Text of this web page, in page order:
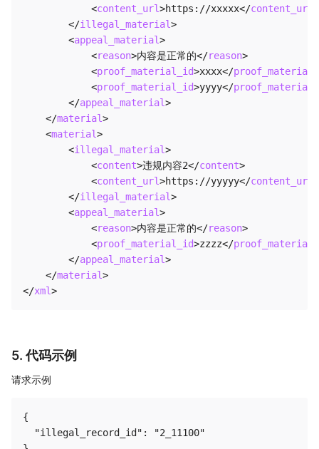
<content_url>https://xxxxx</content_url
</illegal_material>
<appeal_material>
<reason>内容是正常的</reason>
<proof_material_id>xxxx</
<proof_material_id>yyyy</
</appeal_material>
</material>
<material>
<illegal_material>
<content>违规内容2</content>
<content_url>https://yyyyy</content_url
</illegal_material>
<appeal_material>
<reason>内容是正常的</reason>
<proof_material_id>zzzz</
</appeal_material>
</material>
</xml>
5. 代码示例
请求示例
{
  "illegal_record_id": "2_11100"